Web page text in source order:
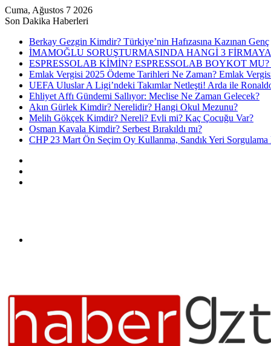
Cuma, Ağustos 7 2026
Son Dakika Haberleri
Berkay Gezgin Kimdir? Türkiye’nin Hafızasına Kazınan Genç
İMAMOĞLU SORUŞTURMASINDA HANGİ 3
ESPRESSOLAB KİMİN? ESPRESSOLAB BOYKOT
Emlak Vergisi 2025 Ödeme Tarihleri Ne Zaman? Emlak
UEFA Uluslar A Ligi’ndeki Takımlar Netleşti! Arda ile
Ehliyet Affı Gündemi Sallıyor: Meclise Ne Zaman Gelecek?
Akın Gürlek Kimdir? Nerelidir? Hangi Okul Mezunu?
Melih Gökçek Kimdir? Nereli? Evli mi? Kaç Çocuğu Var?
Osman Kavala Kimdir? Serbest Bırakıldı mı?
CHP 23 Mart Ön Seçim Oy Kullanma, Sandık Yeri Sorgulama